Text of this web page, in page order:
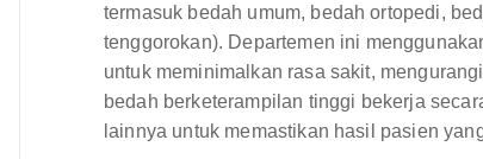
termasuk bedah umum, bedah ortopedi,
tenggorokan). Departemen ini
untuk meminimalkan rasa sakit,
bedah berketerampilan tinggi bekerja
lainnya untuk memastikan hasil pasien